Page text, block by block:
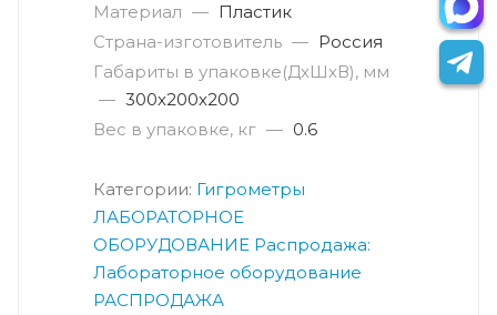
Материал — Пластик
Страна-изготовитель — Россия
Габариты в упаковке(ДxШxВ), мм
— 300х200х200
Вес в упаковке, кг — 0.6
Категории: Гигрометры
ЛАБОРАТОРНОЕ
ОБОРУДОВАНИЕ Распродажа:
Лабораторное оборудование
РАСПРОДАЖА